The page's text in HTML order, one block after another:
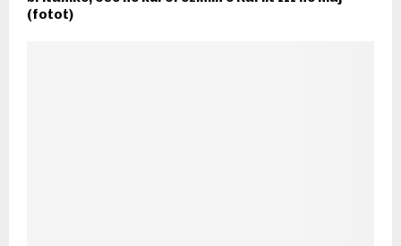
(fotot)